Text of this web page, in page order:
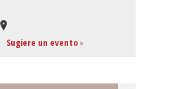
Sugiere un evento»